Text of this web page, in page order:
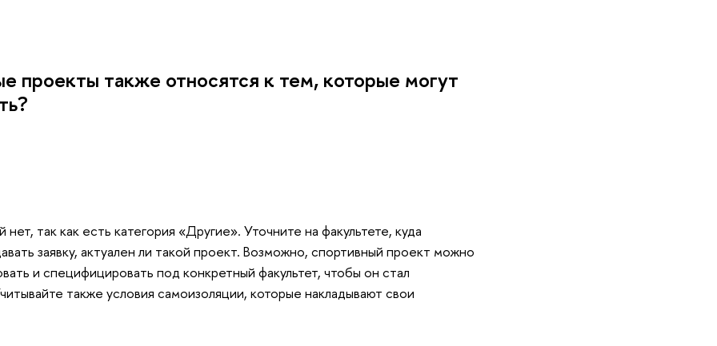
проекты также относятся к тем, которые могут
нет, так как есть категория «Другие». Уточните на факультете, куда
заявку, актуален ли такой проект. Возможно, спортивный проект можно
и специфицировать под конкретный факультет, чтобы он стал
также условия самоизоляции, которые накладывают свои